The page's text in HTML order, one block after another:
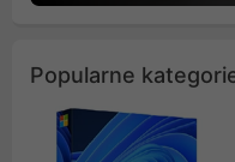
Popularne